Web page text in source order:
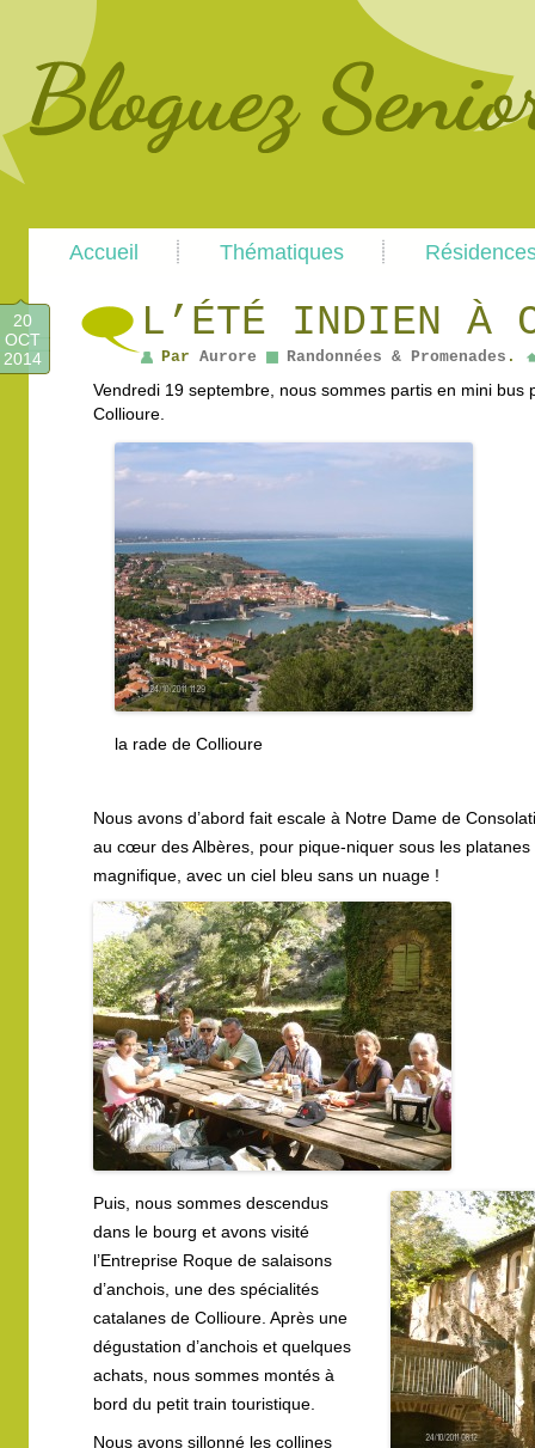
menuAccueil Thématiques
L’ÉTÉ INDIEN À
20
OCT
2014
Par Aurore Randonnées & Promenades .
Vendredi 19 septembre, nous sommes partis en mini bus
Collioure.
la rade de Collioure
Nous avons d’abord fait escale à Notre Dame de
au cœur des Albères, pour pique-niquer sous les
magnifique, avec un ciel bleu sans un nuage !
Puis, nous sommes descendus
dans le bourg et avons visité
l’Entreprise Roque de salaisons
d’anchois, une des spécialités
catalanes de Collioure. Après une
dégustation d’anchois et quelques
achats, nous sommes montés à
bord du petit train touristique.
Nous avons sillonné les collines